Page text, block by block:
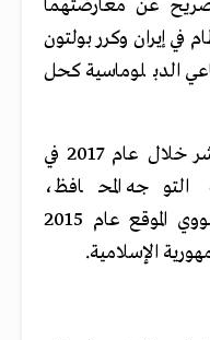
عن معارضتهما
في إيران وكرر بولتون
الدبلوماسية كحل
واتهم بولتون إيران، في مقال نُشر خلال عام 2017 في
التوجه المحافظ،
«بانتهاكات واضحة» للاتفاق النووي الموقع عام 2015
الإسلامية.